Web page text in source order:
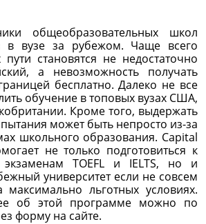
общеобразовательных школ
в вузе за рубежом. Чаще всего
становятся не недостаточно
а невозможность получать
бесплатно. Далеко не все
обучение в топовых вузах США,
Кроме того, выдержать
может быть непросто из-за
школьного образования. Capital
не только подготовиться к
TOEFL и IELTS, но и
университет если не совсем
максимально льготных условиях.
об этой программе можно по
форму на сайте.